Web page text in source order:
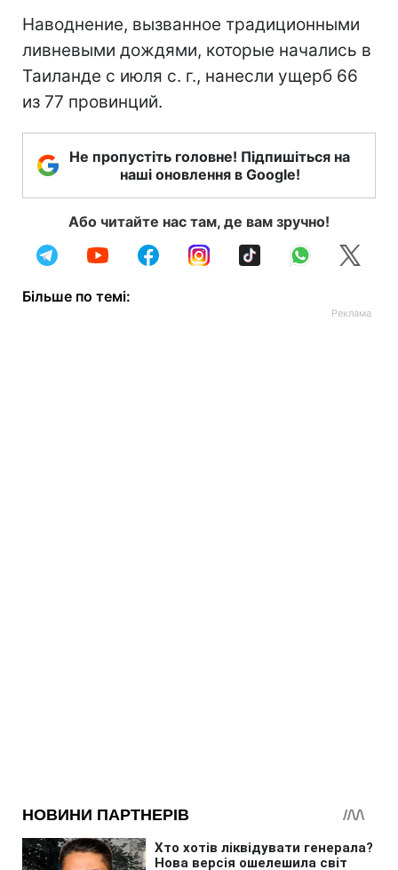
Наводнение, вызванное традиционными
ливневыми дождями, которые начались в
Таиланде с июля с. г., нанесли ущерб 66
из 77 провинций.
Не пропустіть головне! Підпишіться на
наші оновлення в Google!
Або читайте нас там, де вам зручно!
Більше по темі: